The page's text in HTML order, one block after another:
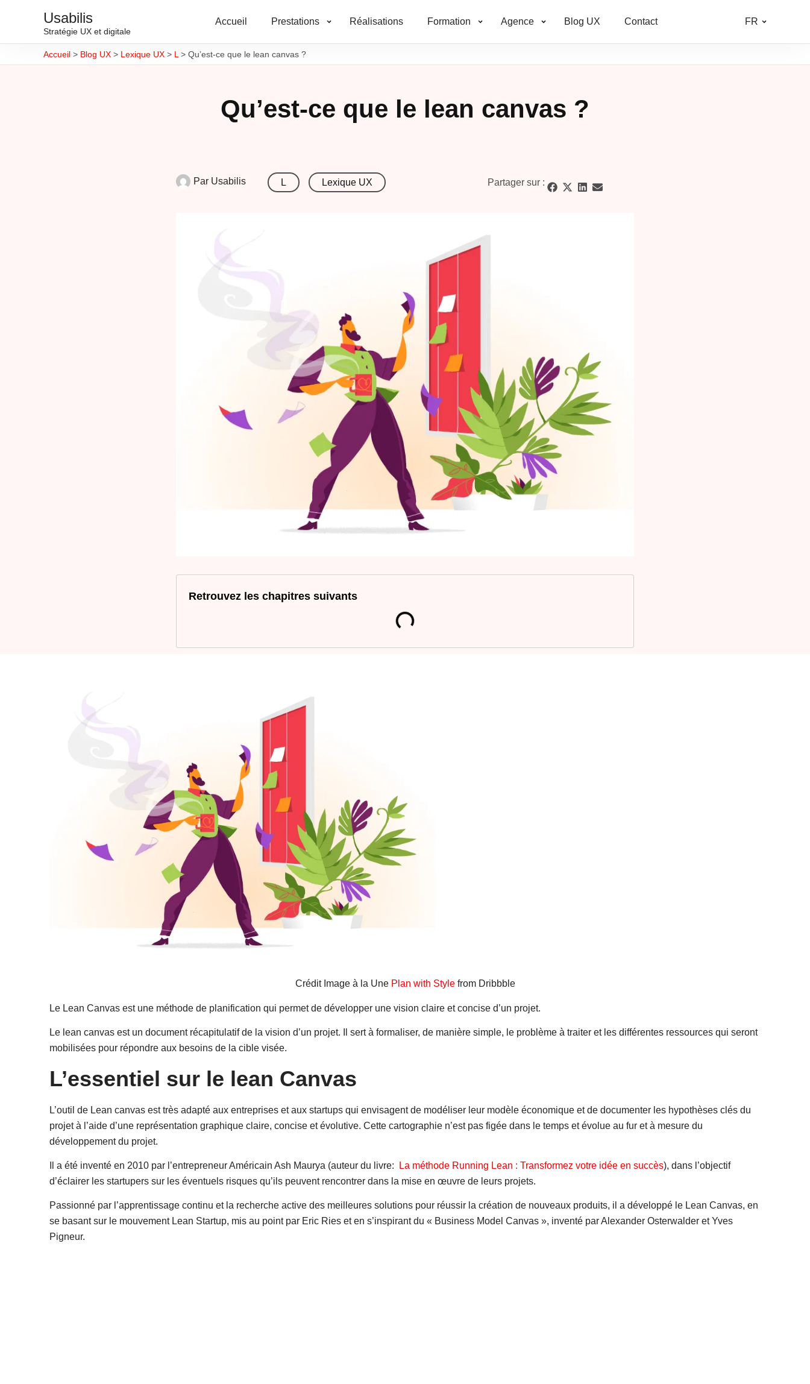
Usabilis
Stratégie UX et digitale
Accueil Prestations Réalisations Formation Agence Blog UX Contact FR
Accueil > Blog UX > Lexique UX > L > Qu’est-ce que le lean canvas ?
Qu’est-ce que le lean canvas ?
Par Usabilis L Lexique UX Partager sur :
Retrouvez les chapitres suivants
Crédit Image à la Une Plan with Stylefrom Dribbble
Le Lean Canvas est une méthode de planification qui permet de développer une vision claire et concise d’un projet.
Le lean canvas est un document récapitulatif de la vision d’un projet. Il sert à formaliser, de manière simple, le problème à traiter et les différentes ressources qui seront
mobilisées pour répondre aux besoins de la cible visée.
L’essentiel sur le lean Canvas
L’outil de Lean canvas est très adapté aux entreprises et aux startups qui envisagent de modéliser leur modèle économique et de documenter les hypothèses clés du
projet à l’aide d’une représentation graphique claire, concise et évolutive. Cette cartographie n’est pas figée dans le temps et évolue au fur et à mesure du
développement du projet.
Il a été inventé en 2010 par l’entrepreneur Américain Ash Maurya (auteur du livre: La méthode Running Lean : Transformez votre idée en succès), dans l’objectif
d’éclairer les startupers sur les éventuels risques qu’ils peuvent rencontrer dans la mise en œuvre de leurs projets.
Passionné par l’apprentissage continu et la recherche active des meilleures solutions pour réussir la création de nouveaux produits, il a développé le Lean Canvas, en
se basant sur le mouvement Lean Startup, mis au point par Eric Ries et en s’inspirant du « Business Model Canvas », inventé par Alexander Osterwalder et Yves
Pigneur.